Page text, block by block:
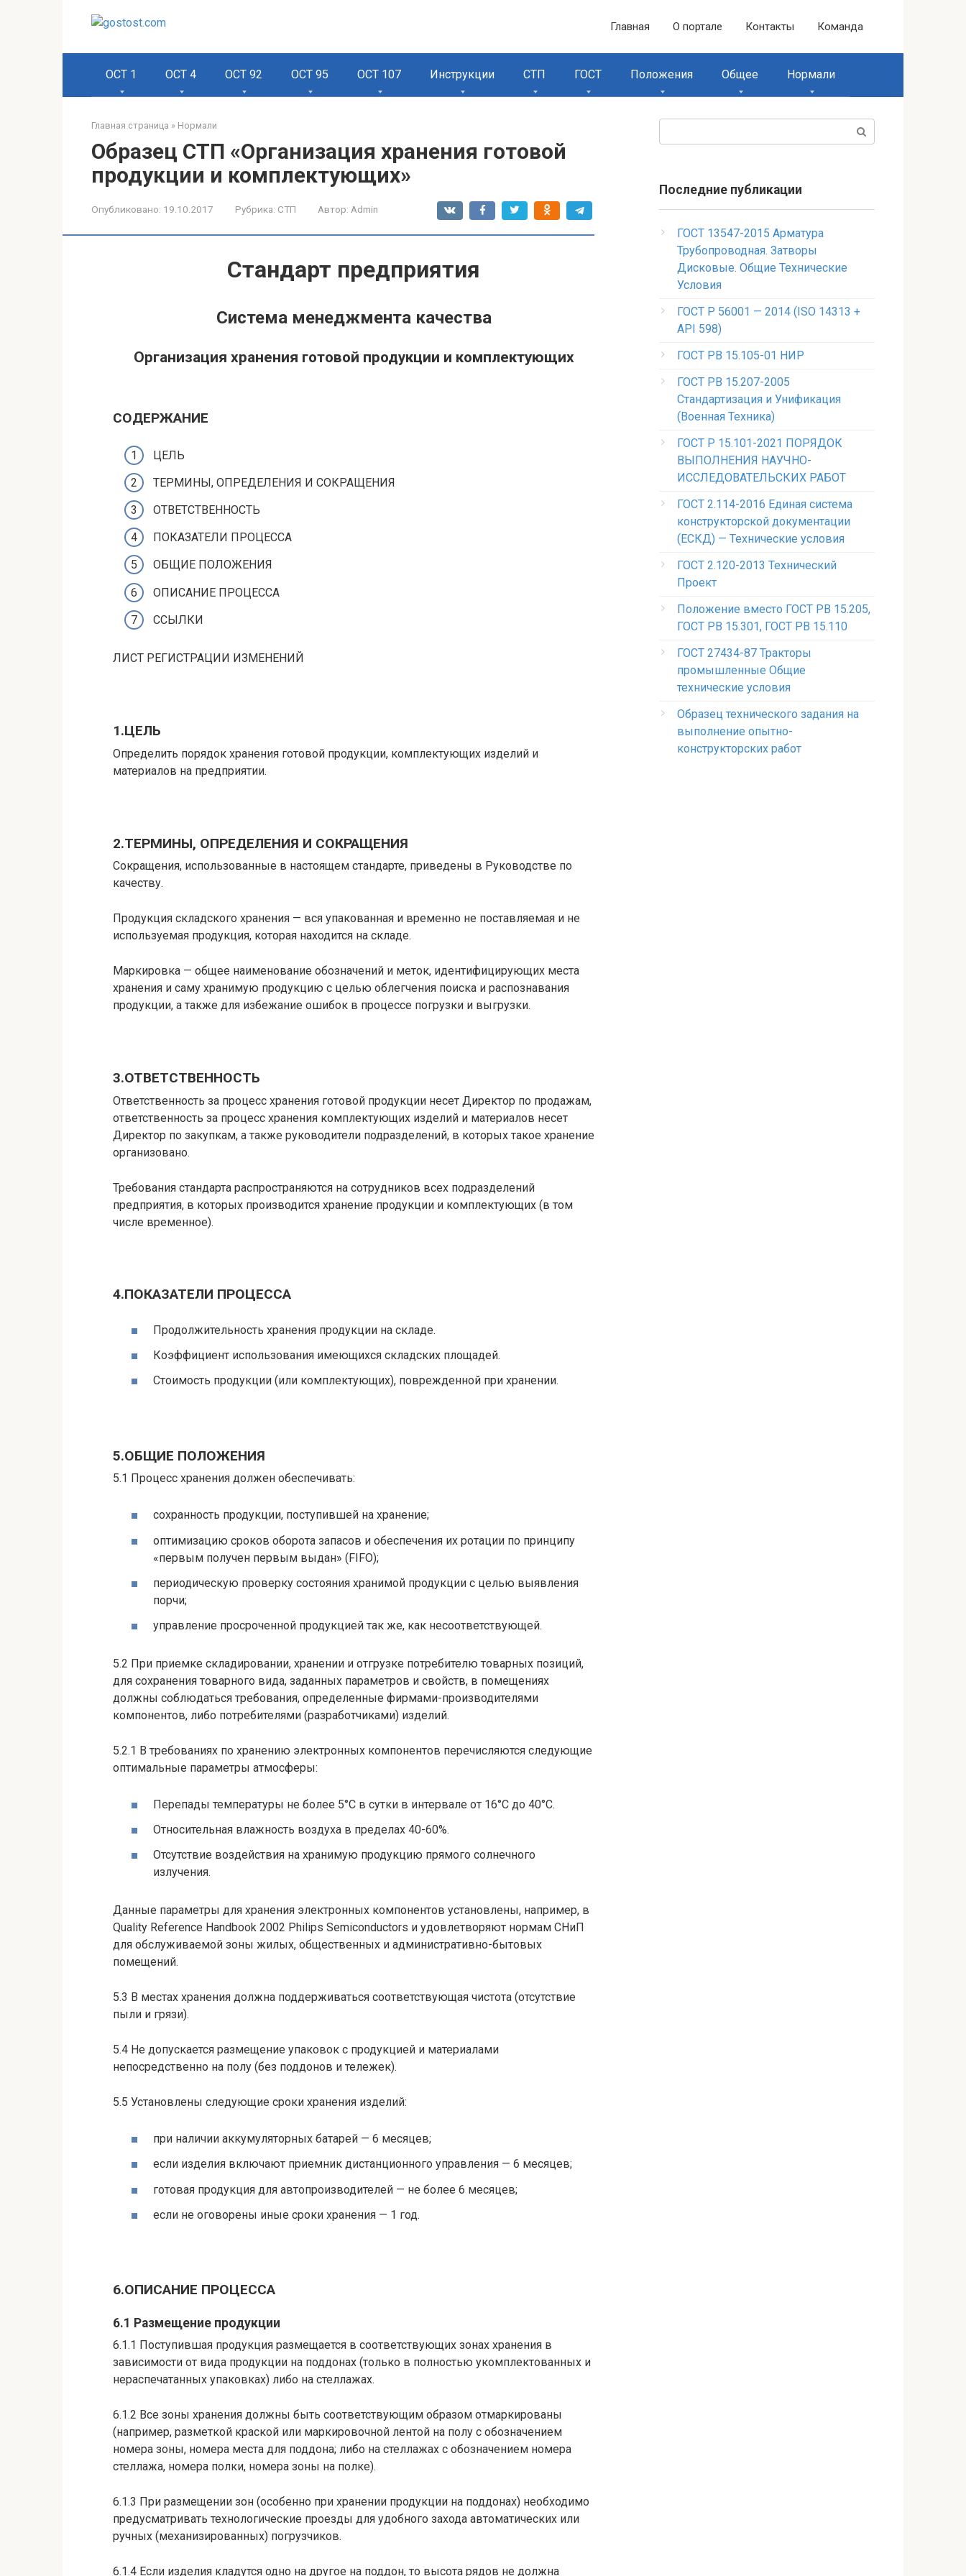
Главная О портале Контакты Команда
ОСТ 1 ОСТ 4 ОСТ 92 ОСТ 95 ОСТ 107 Инструкции СТП ГОСТ Положения Общее Нормали
Главная страница » Нормали
Образец СТП «Организация хранения готовой
продукции и комплектующих»
Опубликовано: 19.10.2017 Рубрика: СТП Автор: Admin
Стандарт предприятия
Система менеджмента качества
Организация хранения готовой продукции и комплектующих
СОДЕРЖАНИЕ
ЦЕЛЬ
ТЕРМИНЫ, ОПРЕДЕЛЕНИЯ И СОКРАЩЕНИЯ
OTBETCTBEHHOCTЬ
ПОКАЗАТЕЛИ ПРОЦЕССА
ОБЩИЕ ПОЛОЖЕНИЯ
ОПИСАНИЕ ПРОЦЕССА
ССЫЛКИ
ЛИСТ РЕГИСТРАЦИИ ИЗМЕНЕНИЙ
1.ЦЕЛЬ
Определить порядок хранения готовой продукции, комплектующих изделий и
материалов на предприятии.
2.ТЕРМИНЫ, ОПРЕДЕЛЕНИЯ И СОКРАЩЕНИЯ
Сокращения, использованные в настоящем стандарте, приведены в Руководстве по
качеству.
Продукция складского хранения — вся упакованная и временно не поставляемая и не
используемая продукция, которая находится на складе.
Маркировка — общее наименование обозначений и меток, идентифицирующих места
хранения и саму хранимую продукцию с целью облегчения поиска и распознавания
продукции, а также для избежание ошибок в процессе погрузки и выгрузки.
3.OTBETCTBEHHOCTЬ
Ответственность за процесс хранения готовой продукции несет Директор по продажам,
ответственность за процесс хранения комплектующих изделий и материалов несет
Директор по закупкам, а также руководители подразделений, в которых такое хранение
организовано.
Требования стандарта распространяются на сотрудников всех подразделений
предприятия, в которых производится хранение продукции и комплектующих (в том
числе временное).
4.ПОКАЗАТЕЛИ ПРОЦЕССА
Продолжительность хранения продукции на складе.
Коэффициент использования имеющихся складских площадей.
Стоимость продукции (или комплектующих), поврежденной при хранении.
5.ОБЩИЕ ПОЛОЖЕНИЯ
5.1 Процесс хранения должен обеспечивать:
сохранность продукции, поступившей на хранение;
оптимизацию сроков оборота запасов и обеспечения их ротации по принципу
«первым получен первым выдан» (FIFO);
периодическую проверку состояния хранимой продукции с целью выявления
порчи;
управление просроченной продукцией так же, как несоответствующей.
5.2 При приемке складировании, хранении и отгрузке потребителю товарных позиций,
для сохранения товарного вида, заданных параметров и свойств, в помещениях
должны соблюдаться требования, определенные фирмами-производителями
компонентов, либо потребителями (разработчиками) изделий.
5.2.1 В требованиях по хранению электронных компонентов перечисляются следующие
оптимальные параметры атмосферы:
Перепады температуры не более 5°С в сутки в интервале от 16°С до 40°C.
Относительная влажность воздуха в пределах 40-60%.
Отсутствие воздействия на хранимую продукцию прямого солнечного
излучения.
Данные параметры для хранения электронных компонентов установлены, например, в
Quality Reference Handbook 2002 Philips Semiconductors и удовлетворяют нормам СНиП
для обслуживаемой зоны жилых, общественных и административно-бытовых
помещений.
5.3 В местах хранения должна поддерживаться соответствующая чистота (отсутствие
пыли и грязи).
5.4 He допускается размещение упаковок с продукцией и материалами
непосредственно на полу (без поддонов и тележек).
5.5 Установлены следующие сроки хранения изделий:
при наличии аккумуляторных батарей — 6 месяцев;
если изделия включают приемник дистанционного управления — 6 месяцев;
готовая продукция для автопроизводителей — не более 6 месяцев;
если не оговорены иные сроки хранения — 1 год.
6.ОПИСАНИЕ ПРОЦЕССА
6.1 Размещение продукции
6.1.1 Поступившая продукция размещается в соответствующих зонах хранения в
зависимости от вида продукции на поддонах (только в полностью укомплектованных и
нераспечатанных упаковках) либо на стеллажах.
6.1.2 Все зоны хранения должны быть соответствующим образом отмаркированы
(например, разметкой краской или маркировочной лентой на полу с обозначением
номера зоны, номера места для поддона; либо на стеллажах с обозначением номера
стеллажа, номера полки, номера зоны на полке).
6.1.3 При размещении зон (особенно при хранении продукции на поддонах) необходимо
предусматривать технологические проезды для удобного захода автоматических или
ручных (механизированных) погрузчиков.
6.1.4 Если изделия кладутся одно на другое на поддон, то высота рядов не должна
Последние публикации
ГОСТ 13547-2015 Арматура
Трубопроводная. Затворы
Дисковые. Общие Технические
Условия
ГОСТ Р 56001 — 2014 (ISO 14313 +
API 598)
ГОСТ РВ 15.105-01 НИР
ГОСТ РВ 15.207-2005
Стандартизация и Унификация
(Военная Техника)
ГОСТ Р 15.101-2021 ПОРЯДОК
ВЫПОЛНЕНИЯ НАУЧНО-
ИССЛЕДОВАТЕЛЬСКИХ РАБОТ
ГОСТ 2.114-2016 Единая система
конструкторской документации
(ЕСКД) — Технические условия
ГОСТ 2.120-2013 Технический
Проект
Положение вместо ГОСТ РВ 15.205,
ГОСТ РВ 15.301, ГОСТ РВ 15.110
ГОСТ 27434-87 Тракторы
промышленные Общие
технические условия
Образец технического задания на
выполнение опытно-
конструкторских работ